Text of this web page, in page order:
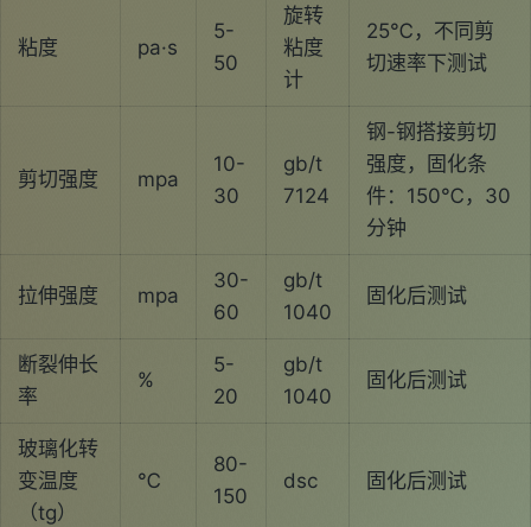
粘度 pa·s
5-
50
旋转
粘度
计
25℃，不同剪
切速率下测试
剪切强度 mpa
10-
30
gb/t
7124
钢-钢搭接剪切
强度，固化条
件：150℃，30
分钟
拉伸强度 mpa
30-
60
gb/t
1040
固化后测试
断裂伸长
率
%
5-
20
gb/t
1040
固化后测试
玻璃化转
变温度
（tg）
℃
80-
150
dsc 固化后测试